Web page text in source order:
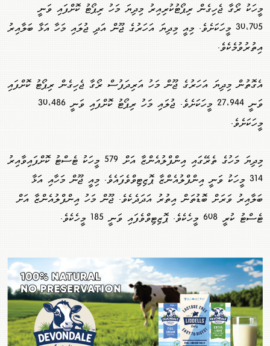
މީހަކު ރޯގާ ޖެހިގެން ރިޕޯޓުކުރިއިރު މިދިޔަ މަހު ރިޕޯޓު ކޮށްފައި ވަނީ
30،705 މީހަކަށެވެ. މިއީ މިދިޔަ އަހަރުގެ ޖޫން އަދި ޖުލައި މަހާ އަޅާ ބަލާއިރު
އިތުރުވުމެކެވެ.
އެގޮތުން މިދިޔަ އަހަރުގެ ޖޫން މަހު އަރިދަފުސް ރޯގާ ޖެހިގެން ރިޕޯޓު ކޮށްފައި
ވަނީ 27،944 މީހަކަށެވެ. ޖުލައި މަހު ރިޕޯޓު ކޮށްފައި ވަނީ 30،486
މީހަކަށެވެ.
މިދިޔަ މަހުގެ ތެރޭގައި އިންފްލުއެންޒާ އަށް 579 މީހަކު ޓެސްޓު ކޮށްފައިވާއިރު
314 މީހަކު ވަނީ އިންފްލުއެންޒާ ޕޮޒިޓިވްވެފައެވެ. މިއީ ޖޫން މަހާއި އަޅާ
ބަލާއިރު ވަރަށް ބޮޑުތަން އިތުރު އަދަދެކެވެ. ޖޫން މަހު އިންފްލުއެންޒާ އަށް
ޓެސްޓު ކުރީ 608 މީހެކެވެ. ޕޮޒިޓިވްވެފައި ވަނީ 185 މީހެކެވެ.